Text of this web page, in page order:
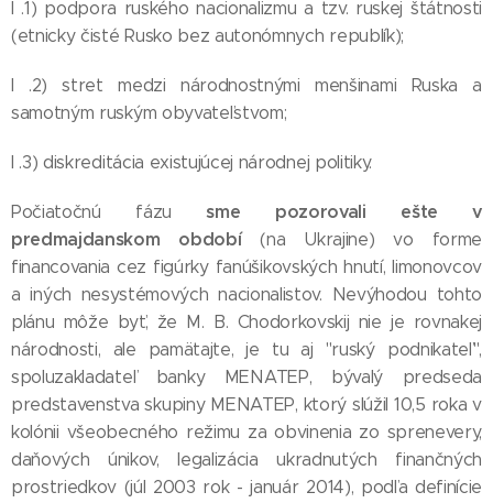
I .1) podpora ruského nacionalizmu a tzv. ruskej štátnosti
(etnicky čisté Rusko bez autonómnych republík);
I .2) stret medzi národnostnými menšinami Ruska a
samotným ruským obyvateľstvom;
I .3) diskreditácia existujúcej národnej politiky.
Počiatočnú fázusme pozorovali ešte v
predmajdanskom období(na Ukrajine) vo forme
financovania cez figúrky fanúšikovských hnutí, limonovcov
a iných nesystémových nacionalistov. Nevýhodou tohto
plánu môže byť, že M. B. Chodorkovskij nie je rovnakej
národnosti, ale pamätajte, je tu aj "ruský podnikateľ",
spoluzakladateľ banky MENATEP, bývalý predseda
predstavenstva skupiny MENATEP, ktorý slúžil 10,5 roka v
kolónii všeobecného režimu za obvinenia zo sprenevery,
daňových únikov, legalizácia ukradnutých finančných
prostriedkov (júl 2003 rok - január 2014), podľa definície